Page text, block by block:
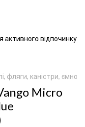
активного відпочинку
фляги, каністри,
Micro